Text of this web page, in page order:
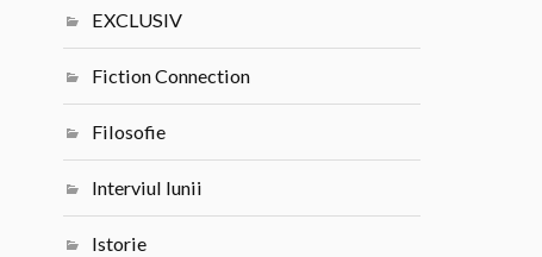
EXCLUSIV
Fiction Connection
Filosofie
Interviul lunii
Istorie